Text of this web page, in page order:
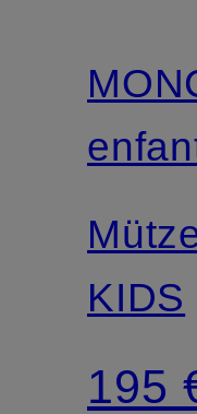
KIDS
195